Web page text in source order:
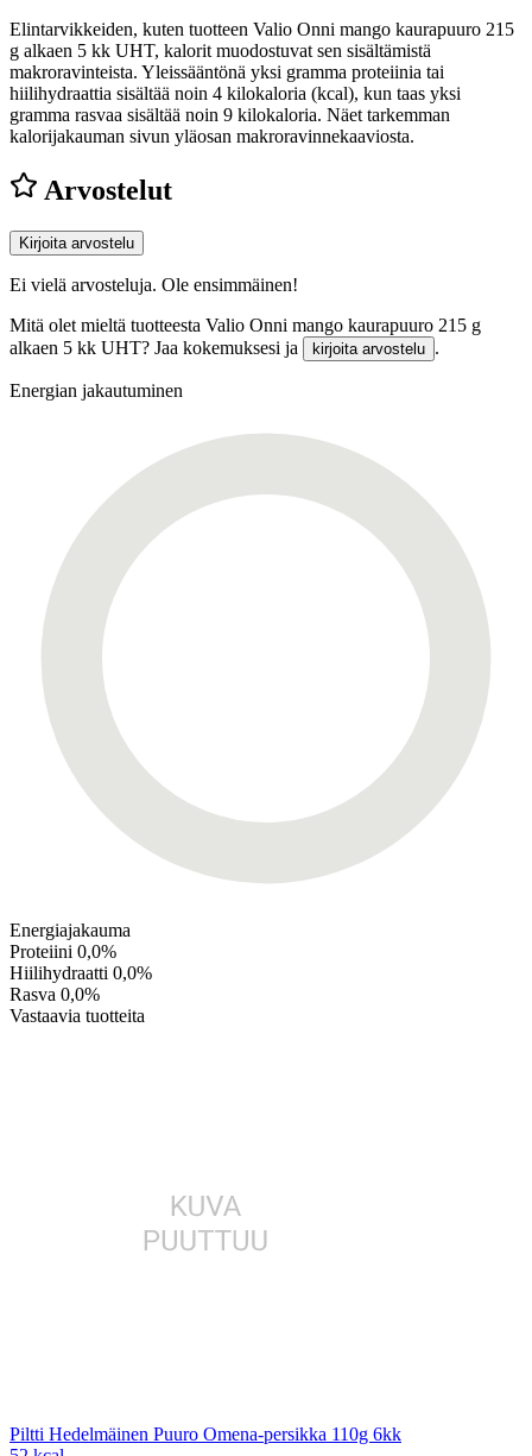
Elintarvikkeiden, kuten tuotteen Valio Onni mango kaurapuuro 215
g alkaen 5 kk UHT, kalorit muodostuvat sen sisältämistä
makroravinteista. Yleissääntönä yksi gramma proteiinia tai
hiilihydraattia sisältää noin 4 kilokaloria (kcal), kun taas yksi
gramma rasvaa sisältää noin 9 kilokaloria. Näet tarkemman
kalorijakauman sivun yläosan makroravinnekaaviosta.
Arvostelut
Kirjoita arvostelu
Ei vielä arvosteluja. Ole ensimmäinen!
Mitä olet mieltä tuotteesta Valio Onni mango kaurapuuro 215 g
alkaen 5 kk UHT? Jaa kokemuksesi ja
kirjoita arvostelu .
Energian jakautuminen
Energiajakauma
Proteiini 0,0%
Hiilihydraatti 0,0%
Rasva 0,0%
Vastaavia tuotteita
Piltti Hedelmäinen Puuro Omena-persikka 110g 6kk